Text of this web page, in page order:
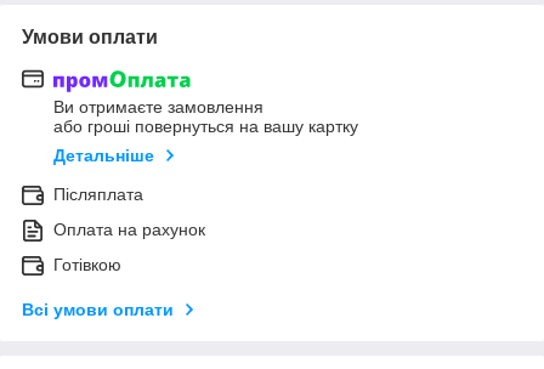
Умови оплати
Ви отримаєте замовлення
або гроші повернуться на вашу картку
Детальніше
Післяплата
Оплата на рахунок
Готівкою
Всі умови оплати